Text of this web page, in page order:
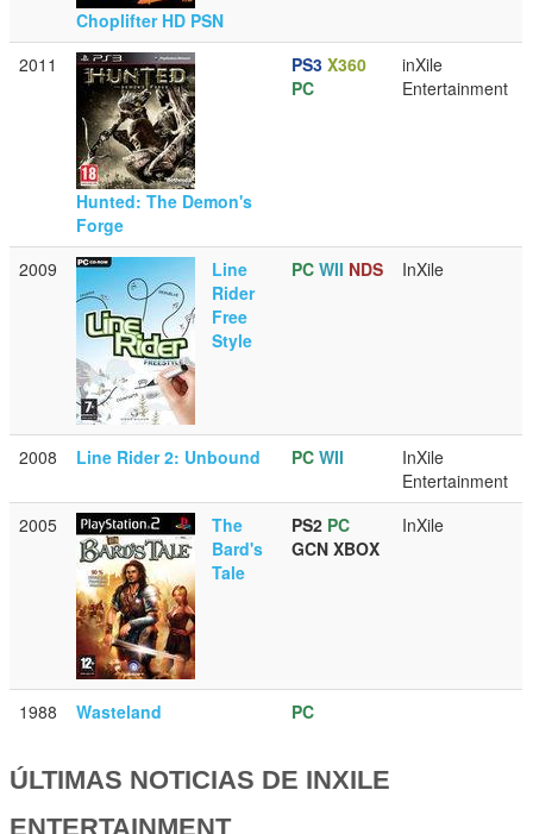
Choplifter HD PSN
2011
Hunted: The Demon's
Forge
PS3 X360
PC
inXile
Entertainment
2009
Line
Rider
Free
Style
PC WII NDS InXile
2008 Line Rider 2: Unbound PC WII
InXile
Entertainment
2005
The
Bard's
Tale
PS2 PC
GCN XBOX
InXile
1988 Wasteland PC
ÚLTIMAS NOTICIAS DE INXILE
ENTERTAINMENT